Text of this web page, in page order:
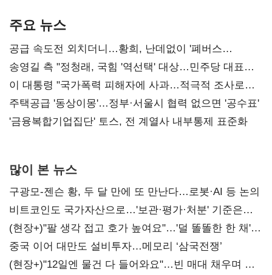
주요 뉴스
공급 속도전 외치더니…황희, 난데없이 '폐버스
리모델링' 제안
송영길 측 "정청래, 국힘 '역선택' 대상…민주당 대표로
총선 지휘 못해"
이 대통령 "국가폭력 피해자에 사과…적극적 조사로
진실 밝혀야"
주택공급 '동상이몽'…정부·서울시 협력 없으면 '공수표'
'금융복합기업집단' 토스, 전 계열사 내부통제 표준화
많이 본 뉴스
구광모-젠슨 황, 두 달 만에 또 만난다…로봇·AI 등 논의
비트코인도 국가자산으로…'보관·평가·처분' 기준은
숙제
(현장+)"팔 생각 접고 호가 높여요"…'덜 똘똘한 한 채'
20억 키맞추기
중국 이어 대만도 설비투자…메모리 ‘삼국전쟁’
(현장+)"12일엔 물건 다 들어와요"…빈 매대 채우며 문